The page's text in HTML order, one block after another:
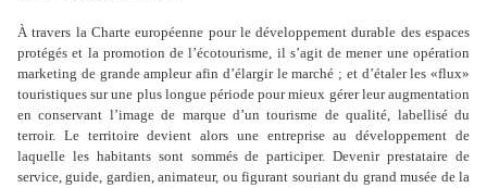
À travers la Charte européenne pour le développement durable des espaces
protégés et la promotion de l’écotourisme, il s’agit de mener une opération
marketing de grande ampleur afin d’élargir le marché ; et d’étaler les «flux»
touristiques sur une plus longue période pour mieux gérer leur augmentation
en conservant l’image de marque d’un tourisme de qualité, labellisé du
terroir. Le territoire devient alors une entreprise au développement de
laquelle les habitants sont sommés de participer. Devenir prestataire de
service, guide, gardien, animateur, ou figurant souriant du grand musée de la